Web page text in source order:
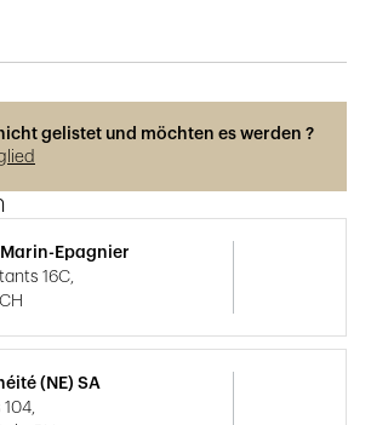
gelistet und möchten es werden ?
Epagnier
16C,
(NE) SA
104,